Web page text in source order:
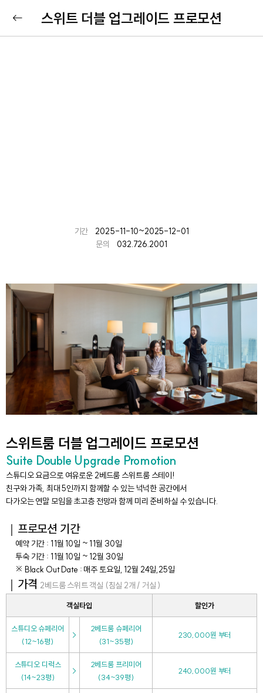
스위트 더블 업그레이드 프로모션
기간
2025-11-10~2025-12-01
문의
032.726.2001
스위트룸 더블 업그레이드 프로모션
Suite Double Upgrade Promotion
스튜디오 요금으로 여유로운 2베드룸 스위트룸 스테이!
친구와 가족, 최대 5인까지 함께할 수 있는 넉넉한 공간에서
다가오는 연말 모임을 초고층 전망과 함께 미리 준비하실 수 있습니다.
｜프로모션 기간
예약 기간 : 11월 10일 ~ 11월 30일
투숙 기간 : 11월 10일 ~ 12월 30일
※ Black Out Date : 매주 토요일, 12월 24일,25일
｜가격 2베드룸 스위트 객실 (침실 2개 / 거실 )
객실타입 할인가
스튜디오 슈페리어
(12~16평)
>
2베드룸 슈페리어
(31~35평)
230,000원 부터
스튜디오 디럭스
(14~23평)
>
2베드룸 프리미어
(34~39평)
240,000원 부터